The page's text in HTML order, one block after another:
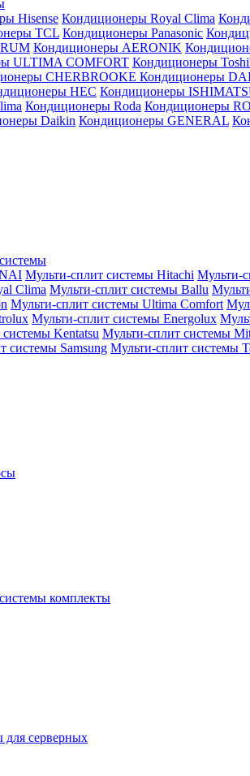
Hisense Кондиционеры Royal Clima
TCL Кондиционеры Panasonic
Кондиционеры AERONIK
ULTIMA COMFORT Кондиционеры
CHERBROOKE Кондиционеры
HEC Кондиционеры
Кондиционеры Roda Кондиционеры
Daikin Кондиционеры GENERAL
Мульти-сплит системы Hitachi Мульти-
Clima Мульти-сплит системы Ballu
Мульти-сплит системы Ultima Comfort
Мульти-сплит системы Energolux
Kentatsu Мульти-сплит системы
системы Samsung Мульти-сплит системы
комплекты
серверных